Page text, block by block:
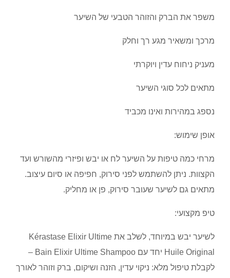
משפר את הברק והזוהר הטבעי של השיער
מרכך ומשאיר מגע רך וחלק
מעניק ניחוח עדין ויוקרתי
מתאים לכל סוגי השיער
נספג במהירות ואינו מכביד
אופן שימוש:
מרחי כמה טיפות על השיער לח או יבש ופיזרי מהשורש ועד
הקצוות. ניתן להשתמש לפני סירוק, חפיפה או סיום עיצוב.
מתאים גם לשיער שעובר סירוק, פן או מחליק.
טיפ מקצועי:
לשיער יבש במיוחד, לשלב את Kérastase Elixir Ultime
Huile Original יחד עם Bain Elixir Ultime Shampoo –
לקבלת טיפול מלא: ניקוי עדין, הזנה ושיקום, ברק וזוהר לאורך